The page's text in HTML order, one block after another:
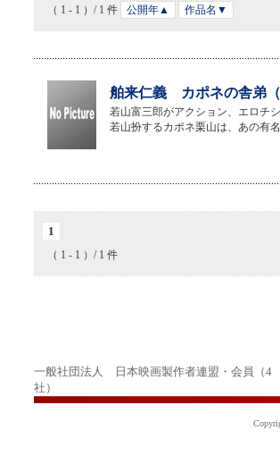
（ 1 - 1 ）/ 1 件 公開年▲ 作品名▼
舶来仁義 カポネの舎弟（
若山富三郎がアクション、エロチ
若山扮するカポネ栗山は、あの有
1
（ 1 - 1 ）/ 1 件
一般社団法人 日本映画製作者連盟・会員（4
社）